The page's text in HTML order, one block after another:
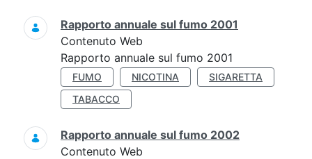
Rapporto annuale sul fumo 2001
Contenuto Web
Rapporto annuale sul fumo 2001
FUMO NICOTINA
SIGARETTA
TABACCO
Rapporto annuale sul fumo 2002
Contenuto Web